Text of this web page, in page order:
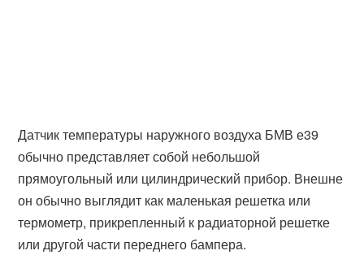
Датчик температуры наружного воздуха БМВ е39
обычно представляет собой небольшой
прямоугольный или цилиндрический прибор. Внешне
он обычно выглядит как маленькая решетка или
термометр, прикрепленный к радиаторной решетке
или другой части переднего бампера.